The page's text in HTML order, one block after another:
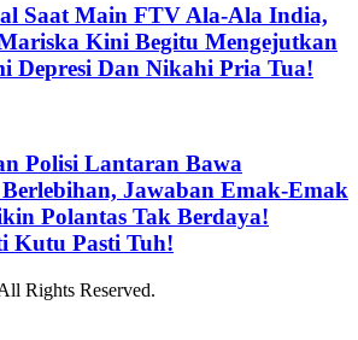
Saat Main FTV Ala-Ala India,
Kini Begitu Mengejutkan
Depresi Dan Nikahi Pria Tua!
Polisi Lantaran Bawa
Jawaban Emak-Emak
Polantas Tak Berdaya!
Kutu Pasti Tuh!
Rights Reserved.